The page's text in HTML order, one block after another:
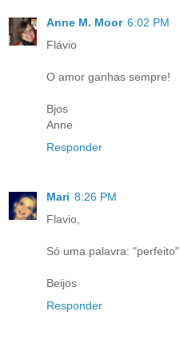
Anne M. Moor 6:02 PM
Flávio
O amor ganhas sempre!
Bjos
Anne
Responder
Mari 8:26 PM
Flavio,
Só uma palavra: "perfeito"
Beijos
Responder